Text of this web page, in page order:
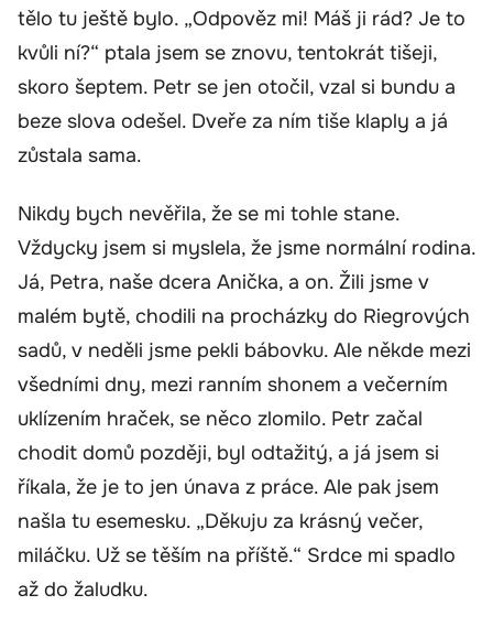
tělo tu ještě bylo. „Odpověz mi! Máš ji rád? Je to
kvůli ní?“ ptala jsem se znovu, tentokrát tišeji,
skoro šeptem. Petr se jen otočil, vzal si bundu a
beze slova odešel. Dveře za ním tiše klaply a já
zůstala sama.
Nikdy bych nevěřila, že se mi tohle stane.
Vždycky jsem si myslela, že jsme normální rodina.
Já, Petra, naše dcera Anička, a on. Žili jsme v
malém bytě, chodili na procházky do Riegrových
sadů, v neděli jsme pekli bábovku. Ale někde mezi
všedními dny, mezi ranním shonem a večerním
uklízením hraček, se něco zlomilo. Petr začal
chodit domů později, byl odtažitý, a já jsem si
říkala, že je to jen únava z práce. Ale pak jsem
našla tu esemesku. „Děkuju za krásný večer,
miláčku. Už se těším na příště.“ Srdce mi spadlo
až do žaludku.